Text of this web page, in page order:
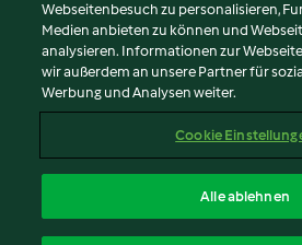
Nutzungsbedingungen
Datenschutzrichtlinien
Disclaimer
Impressum
Inhalt melden
Erklärung zur Barrierefreiheit
Webseitenbesuch zu personalisieren,
Medien anbieten zu können und
analysieren. Informationen zur
wir außerdem an unsere Partner für
Werbung und Analysen weiter.
Cookie
Alle ablehnen